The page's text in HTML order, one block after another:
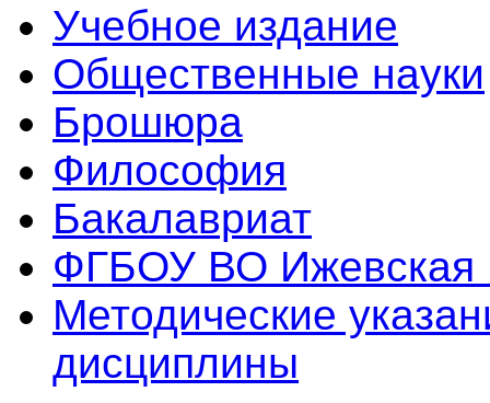
Учебное издание
Общественные науки
Брошюра
Философия
Бакалавриат
ФГБОУ ВО Ижевская
Методические
дисциплины